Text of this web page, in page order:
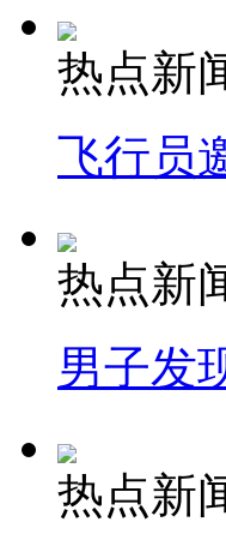
热点新
飞行员
热点新
男子发
热点新